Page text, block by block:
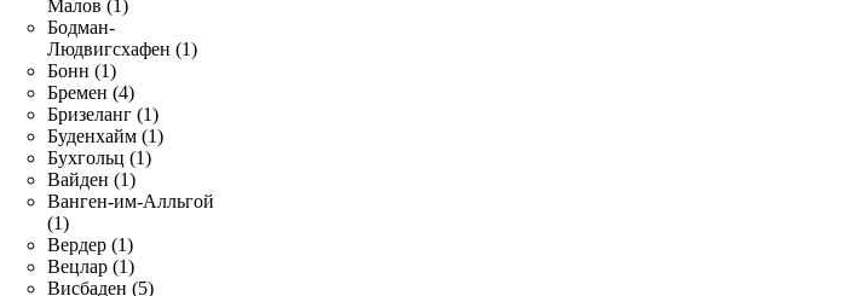
Малов (1)
Бодман-
Людвигсхафен (1)
Бонн (1)
Бремен (4)
Бризеланг (1)
Буденхайм (1)
Бухгольц (1)
Вайден (1)
Ванген-им-Алльгой
(1)
Вердер (1)
Вецлар (1)
Висбаден (5)